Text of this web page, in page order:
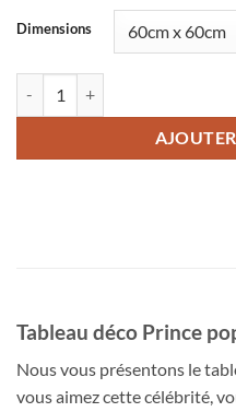
Dimensions
Tableau déco Prince
Nous vous présentons le
vous aimez cette célébrité,